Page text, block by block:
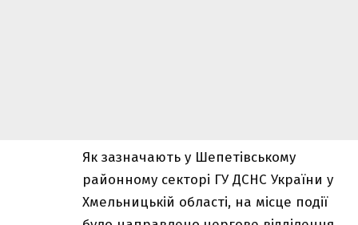
Як зазначають у Шепетівському
районному секторі ГУ ДСНС України у
Хмельницькій області, на місце події